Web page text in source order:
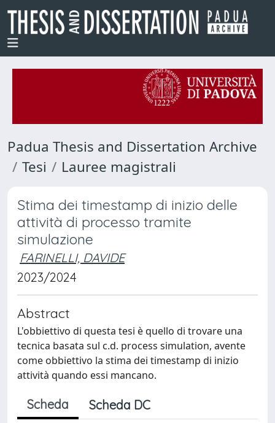
Padua Thesis and Dissertation Archive
Tesi
Lauree magistrali
Stima dei timestamp di inizio delle
attività di processo tramite
simulazione
FARINELLI, DAVIDE
2023/2024
Abstract
L'obbiettivo di questa tesi è quello di trovare una
tecnica basata sul c.d. process simulation, avente
come obbiettivo la stima dei timestamp di inizio
attività quando essi mancano.
Scheda Scheda DC